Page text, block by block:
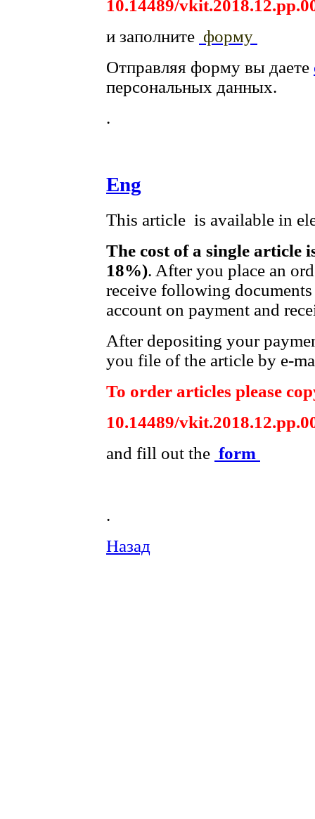
10.14489/
и заполните форму
Отправляя форму вы даете
персональных данных.
.
Eng
This article is available in
The cost of a single article
18%). After you place an
receive following
account on payment and
After depositing your
you file of the article by e-
To order articles please
10.14489/
and fill out the form
.
Назад